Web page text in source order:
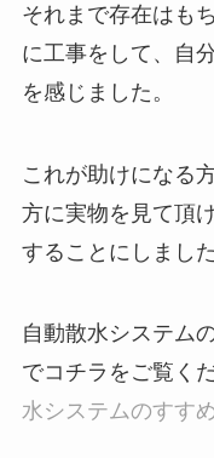
それまで存在はも
に工事をして、自
を感じました。
これが助けになる
方に実物を見て頂
することにしました
自動散水システム
でコチラをご覧く
水システムのすす